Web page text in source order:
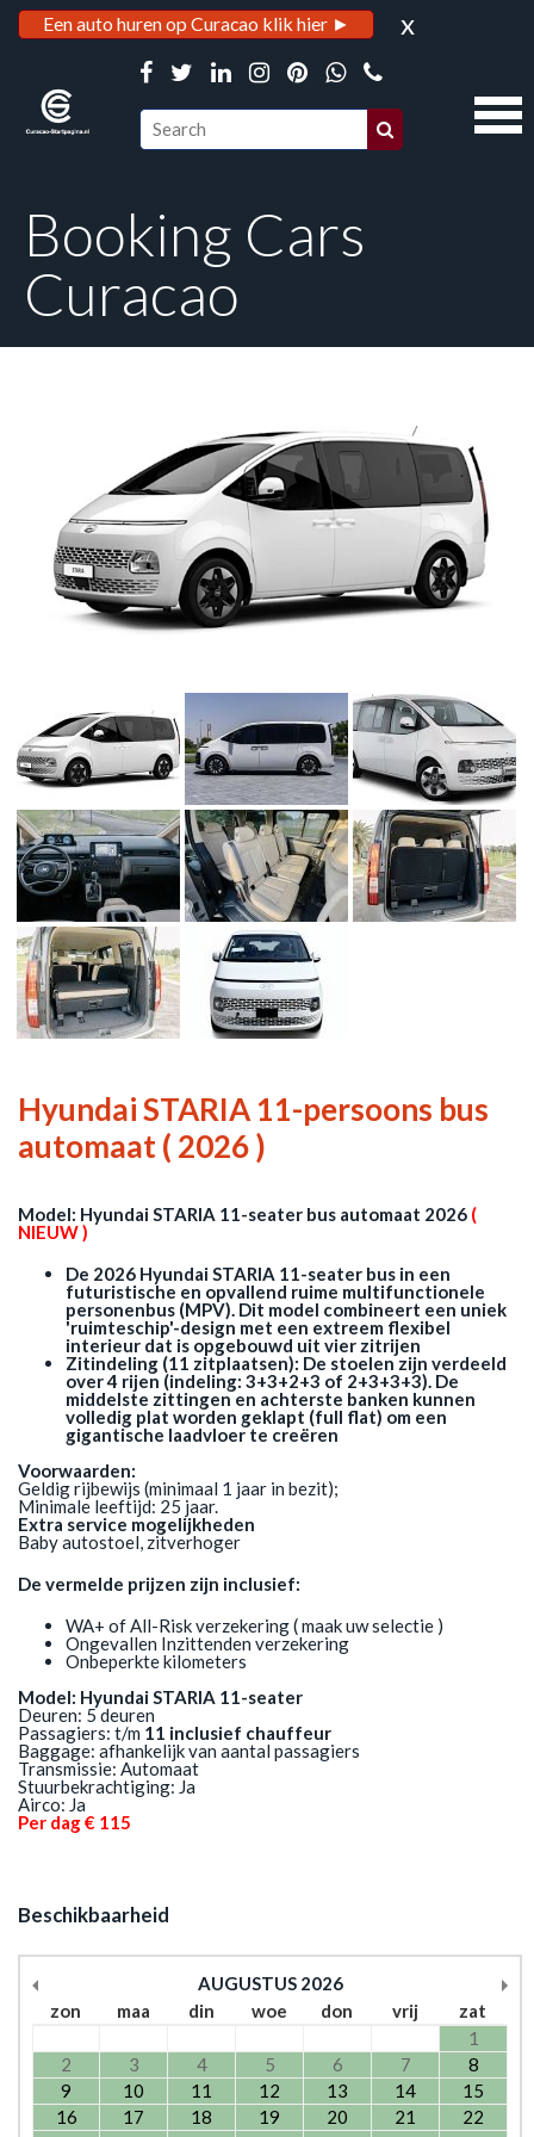
Een auto huren op Curacao klik hier ► x
Booking Cars
Curacao
Hyundai STARIA 11-persoons bus
automaat ( 2026 )
Model: Hyundai STARIA 11-seater bus automaat 2026 (
NIEUW )
De 2026 Hyundai STARIA 11-seater bus in een
futuristische en opvallend ruime multifunctionele
personenbus (MPV). Dit model combineert een uniek
'ruimteschip'-design met een extreem flexibel
interieur dat is opgebouwd uit vier zitrijen
Zitindeling (11 zitplaatsen): De stoelen zijn verdeeld
over 4 rijen (indeling: 3+3+2+3 of 2+3+3+3). De
middelste zittingen en achterste banken kunnen
volledig plat worden geklapt (full flat) om een
gigantische laadvloer te creëren
Voorwaarden:
Geldig rijbewijs (minimaal 1 jaar in bezit);
Minimale leeftijd: 25 jaar.
Extra service mogelijkheden
Baby autostoel, zitverhoger
De vermelde prijzen zijn inclusief:
WA+ of All-Risk verzekering ( maak uw selectie )
Ongevallen Inzittenden verzekering
Onbeperkte kilometers
Model: Hyundai STARIA 11-seater
Deuren: 5 deuren
Passagiers: t/m 11 inclusief chauffeur
Baggage: afhankelijk van aantal passagiers
Transmissie: Automaat
Stuurbekrachtiging: Ja
Airco: Ja
Per dag € 115
Beschikbaarheid
AUGUSTUS 2026
zon
maa din woe don vrij
zat
1
2
3 4 5 6 7
8
9
10 11 12 13 14
15
16
17 18 19 20 21
22